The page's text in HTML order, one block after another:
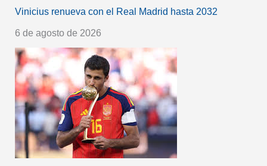
Vinicius renueva con el Real Madrid hasta 2032
6 de agosto de 2026